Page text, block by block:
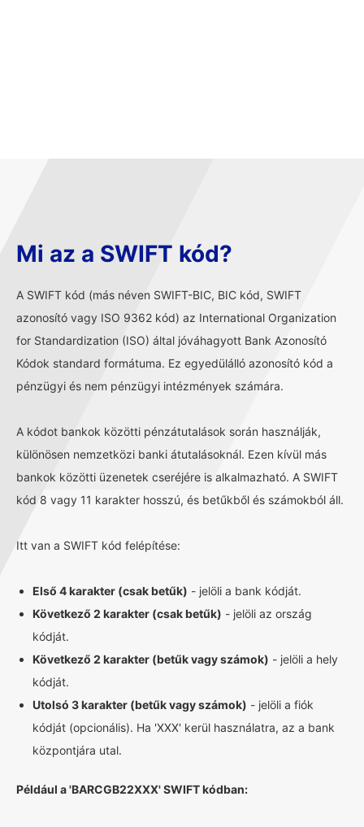
Mi az a SWIFT kód?
A SWIFT kód (más néven SWIFT-BIC, BIC kód, SWIFT
azonosító vagy ISO 9362 kód) az International Organization
for Standardization (ISO) által jóváhagyott Bank Azonosító
Kódok standard formátuma. Ez egyedülálló azonosító kód a
pénzügyi és nem pénzügyi intézmények számára.
A kódot bankok közötti pénzátutalások során használják,
különösen nemzetközi banki átutalásoknál. Ezen kívül más
bankok közötti üzenetek cseréjére is alkalmazható. A SWIFT
kód 8 vagy 11 karakter hosszú, és betűkből és számokból áll.
Itt van a SWIFT kód felépítése:
Első 4 karakter (csak betűk) - jelöli a bank kódját.
Következő 2 karakter (csak betűk) - jelöli az ország
kódját.
Következő 2 karakter (betűk vagy számok) - jelöli a hely
kódját.
Utolsó 3 karakter (betűk vagy számok) - jelöli a fiók
kódját (opcionális). Ha 'XXX' kerül használatra, az a bank
központjára utal.
Például a 'BARCGB22XXX' SWIFT kódban: